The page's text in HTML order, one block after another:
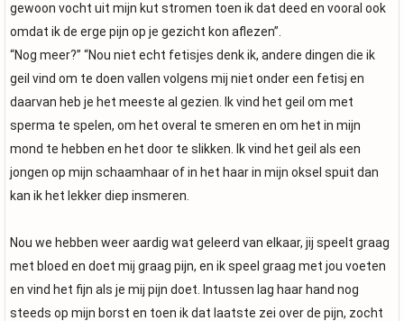
gewoon vocht uit mijn kut stromen toen ik dat deed en vooral ook
omdat ik de erge pijn op je gezicht kon aflezen”.
“Nog meer?” “Nou niet echt fetisjes denk ik, andere dingen die ik
geil vind om te doen vallen volgens mij niet onder een fetisj en
daarvan heb je het meeste al gezien. Ik vind het geil om met
sperma te spelen, om het overal te smeren en om het in mijn
mond te hebben en het door te slikken. Ik vind het geil als een
jongen op mijn schaamhaar of in het haar in mijn oksel spuit dan
kan ik het lekker diep insmeren.
Nou we hebben weer aardig wat geleerd van elkaar, jij speelt graag
met bloed en doet mij graag pijn, en ik speel graag met jou voeten
en vind het fijn als je mij pijn doet. Intussen lag haar hand nog
steeds op mijn borst en toen ik dat laatste zei over de pijn, zocht